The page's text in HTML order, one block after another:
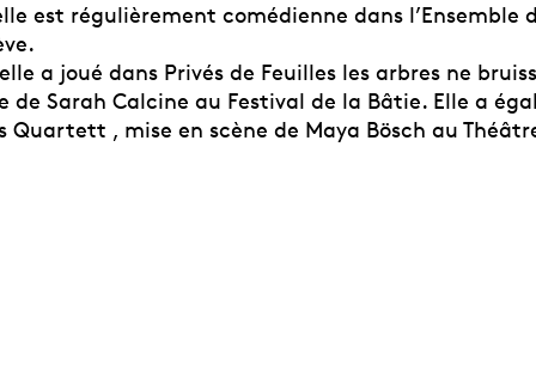
est régulièrement comédienne dans l’Ensemble
a joué dans Privés de Feuilles les arbres ne
de Sarah Calcine au Festival de la Bâtie. Elle a
Quartett , mise en scène de Maya Bösch au